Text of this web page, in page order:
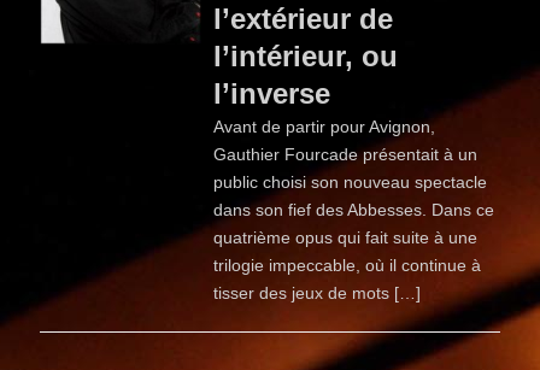
l’extérieur de
l’intérieur, ou
l’inverse
Avant de partir pour Avignon,
Gauthier Fourcade présentait à un
public choisi son nouveau spectacle
dans son fief des Abbesses. Dans ce
quatrième opus qui fait suite à une
trilogie impeccable, où il continue à
tisser des jeux de mots […]